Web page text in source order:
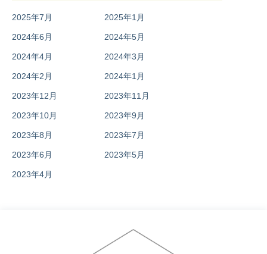
2025年7月 2025年1月
2024年6月 2024年5月
2024年4月 2024年3月
2024年2月 2024年1月
2023年12月 2023年11月
2023年10月 2023年9月
2023年8月 2023年7月
2023年6月 2023年5月
2023年4月